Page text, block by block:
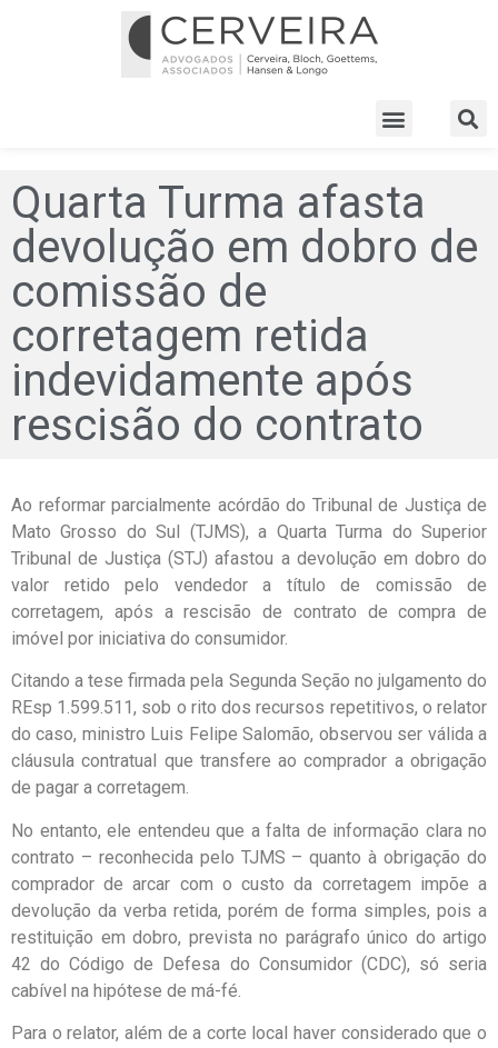
Quarta Turma afasta
devolução em dobro de
comissão de
corretagem retida
indevidamente após
rescisão do contrato
Ao reformar parcialmente acórdão do Tribunal de Justiça de
Mato Grosso do Sul (TJMS), a Quarta Turma do Superior
Tribunal de Justiça (STJ) afastou a devolução em dobro do
valor retido pelo vendedor a título de comissão de
corretagem, após a rescisão de contrato de compra de
imóvel por iniciativa do consumidor.
Citando a tese firmada pela Segunda Seção no julgamento do
REsp 1.599.511, sob o rito dos recursos repetitivos, o relator
do caso, ministro Luis Felipe Salomão, observou ser válida a
cláusula contratual que transfere ao comprador a obrigação
de pagar a corretagem.
No entanto, ele entendeu que a falta de informação clara no
contrato – reconhecida pelo TJMS – quanto à obrigação do
comprador de arcar com o custo da corretagem impõe a
devolução da verba retida, porém de forma simples, pois a
restituição em dobro, prevista no parágrafo único do artigo
42 do Código de Defesa do Consumidor (CDC), só seria
cabível na hipótese de má-fé.
Para o relator, além de a corte local haver considerado que o